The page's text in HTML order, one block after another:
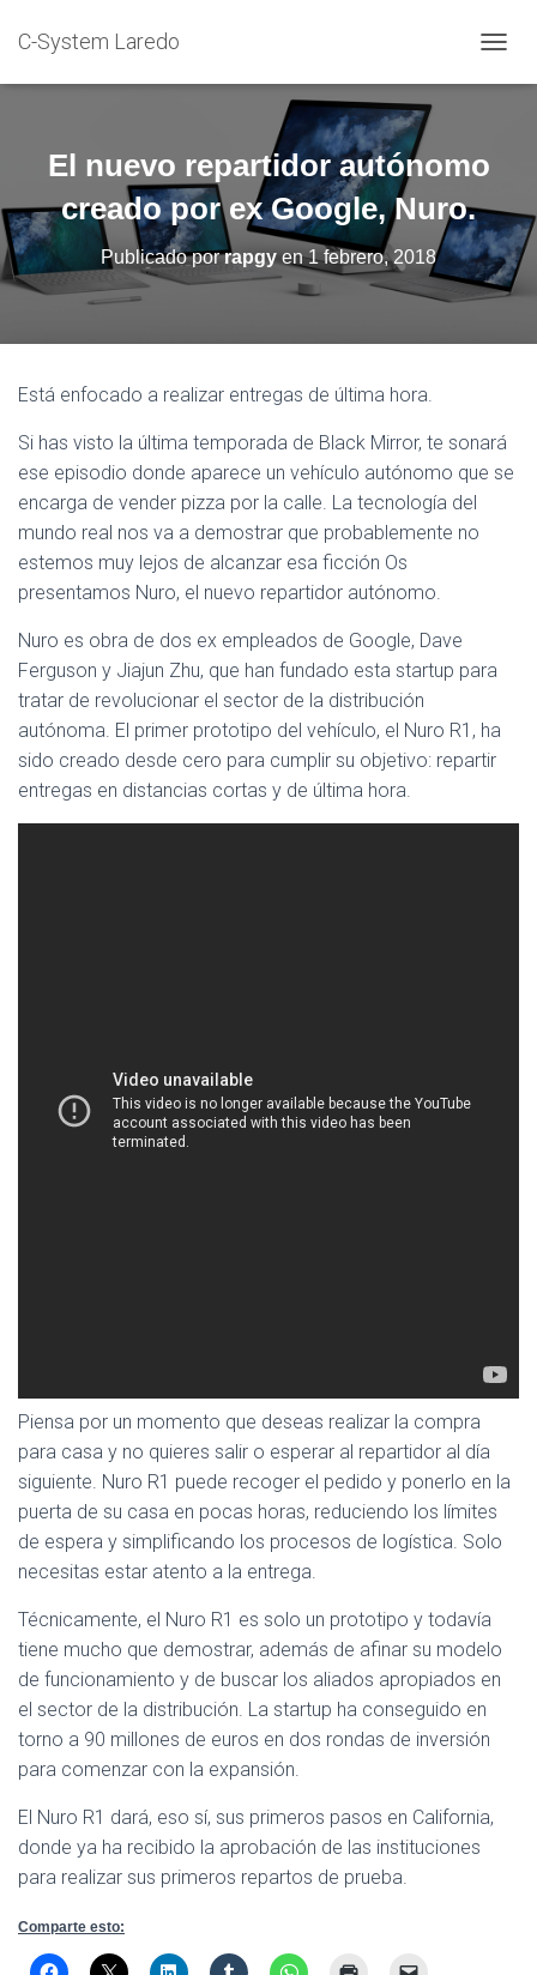
C-System Laredo
A
M
O
D
O
G
A
El nuevo repartidor autónomo
creado por ex Google, Nuro.
Publicado porrapgyen1 febrero, 2018
Está enfocado a realizar entregas de última hora.
Si has visto la última temporada de Black Mirror, te sonará
ese episodio donde aparece un vehículo autónomo que se
encarga de vender pizza por la calle. La tecnología del
mundo real nos va a demostrar que probablemente no
estemos muy lejos de alcanzar esa ficción Os
presentamos Nuro, el nuevo repartidor autónomo.
Nuro es obra de dos ex empleados de Google, Dave
Ferguson y Jiajun Zhu, que han fundado esta startup para
tratar de revolucionar el sector de la distribución
autónoma. El primer prototipo del vehículo, el Nuro R1, ha
sido creado desde cero para cumplir su objetivo: repartir
entregas en distancias cortas y de última hora.
Piensa por un momento que deseas realizar la compra
para casa y no quieres salir o esperar al repartidor al día
siguiente. Nuro R1 puede recoger el pedido y ponerlo en la
puerta de su casa en pocas horas, reduciendo los límites
de espera y simplificando los procesos de logística. Solo
necesitas estar atento a la entrega.
Técnicamente, el Nuro R1 es solo un prototipo y todavía
tiene mucho que demostrar, además de afinar su modelo
de funcionamiento y de buscar los aliados apropiados en
el sector de la distribución. La startup ha conseguido en
torno a 90 millones de euros en dos rondas de inversión
para comenzar con la expansión.
El Nuro R1 dará, eso sí, sus primeros pasos en California,
donde ya ha recibido la aprobación de las instituciones
para realizar sus primeros repartos de prueba.
Comparte esto: